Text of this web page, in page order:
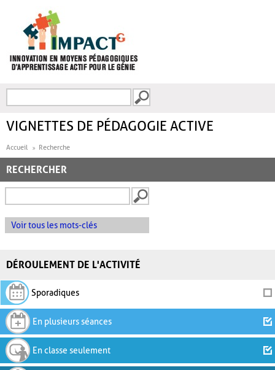
FORMULAIRE DE
VIGNETTES DE PÉDAGOGIE ACTIVE
Accueil Recherche
RECHERCHER
Voir tous les mots-clés
DÉROULEMENT DE L'ACTIVITÉ
Sporadiques
En plusieurs séances
En classe seulement